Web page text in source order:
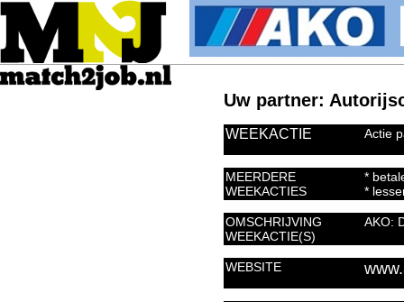
Uw partner:
WEEKACTIE Actie
MEERDERE
WEEKACTIES
*
*
OMSCHRIJVING
WEEKACTIE(S)
AKO:
WEBSITE